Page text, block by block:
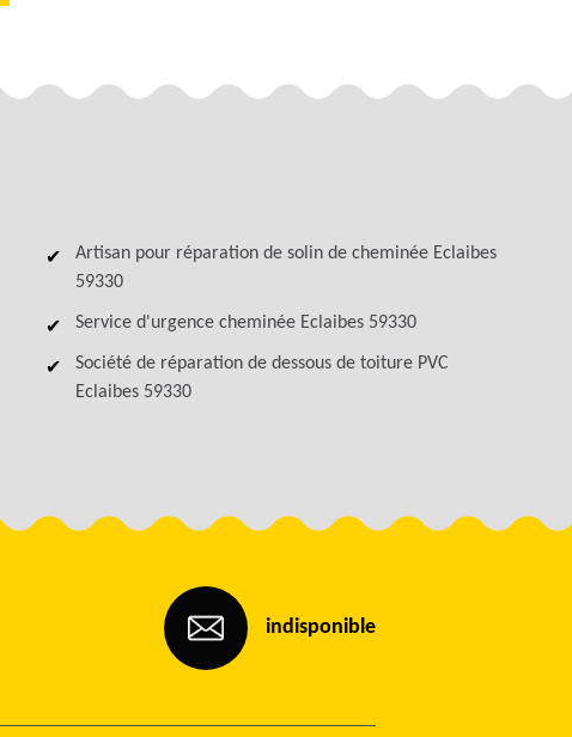
Artisan pour réparation de solin de cheminée Eclaibes
59330
Service d'urgence cheminée Eclaibes 59330
Société de réparation de dessous de toiture PVC
Eclaibes 59330
indisponible